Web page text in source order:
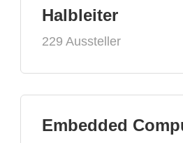
Halbleiter
229 Aussteller
Embedded